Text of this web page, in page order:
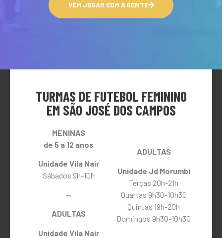
VEM JOGAR COM A GENTE
TURMAS DE FUTEBOL FEMININO
EM SÃO JOSÉ DOS CAMPOS
MENINAS
de 5 a 12 anos
Unidade Vila Nair
Sábados 9h-10h
—
ADULTAS
Unidade Vila Nair
ADULTAS
Unidade Jd Morumbi
Terças 20h-21h
Quartas 9h30-10h30
Quintas 19h-20h
Domingos 9h30-10h30